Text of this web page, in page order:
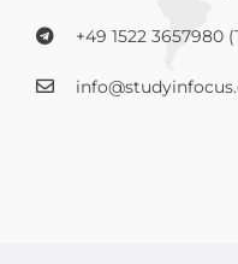
+49 1522 3657980